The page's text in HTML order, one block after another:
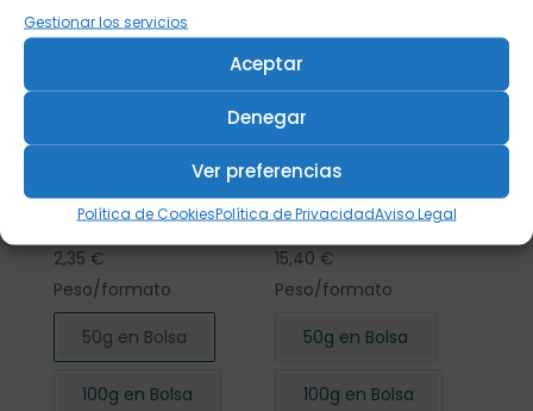
Gestionar los servicios
Aceptar
Denegar
Ver preferencias
Política de CookiesPolítica de PrivacidadAviso Legal
Flor de Hibisco
cortada 50 gr.
2,35 €
Peso/formato
50g en Bolsa
100g en Bolsa
Flor de Hibisco
cortada 500 gr.
15,40 €
Peso/formato
50g en Bolsa
100g en Bolsa